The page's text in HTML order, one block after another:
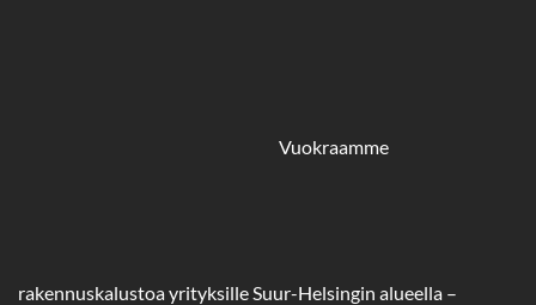
Vuokraamme
rakennuskalustoa yrityksille Suur-Helsingin alueella –